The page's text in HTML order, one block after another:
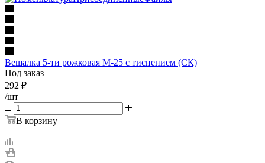
Вешалка 5-ти рожковая М-25 с тиснением (СК)
Под заказ
292 ₽
/шт
В корзину